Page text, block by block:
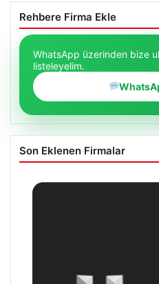
Rehbere Firma Ekle
WhatsApp üzerinden bize
listeleyelim.
Son Eklenen Firmalar